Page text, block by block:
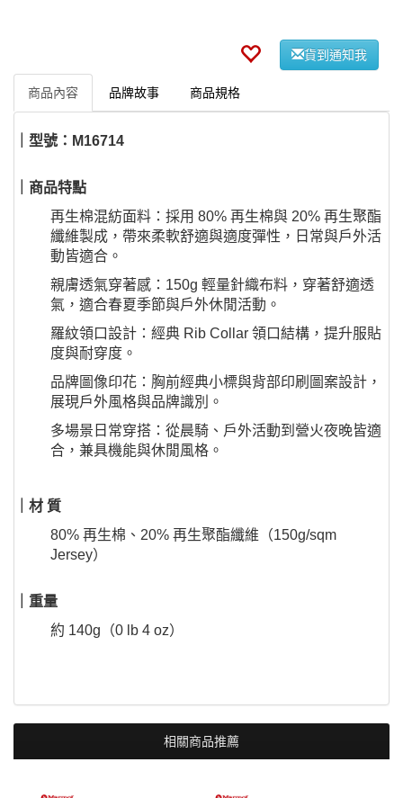
貨到通知我
商品內容 品牌故事 商品規格
｜型號：M16714
｜商品特點
再生棉混紡面料：採用 80% 再生棉與 20% 再生聚酯
纖維製成，帶來柔軟舒適與適度彈性，日常與戶外活
動皆適合。
親膚透氣穿著感：150g 輕量針織布料，穿著舒適透
氣，適合春夏季節與戶外休閒活動。
羅紋領口設計：經典 Rib Collar 領口結構，提升服貼
度與耐穿度。
品牌圖像印花：胸前經典小標與背部印刷圖案設計，
展現戶外風格與品牌識別。
多場景日常穿搭：從晨騎、戶外活動到營火夜晚皆適
合，兼具機能與休閒風格。
｜材 質
80% 再生棉、20% 再生聚酯纖維（150g/sqm
Jersey）
｜重量
約 140g（0 lb 4 oz）
相關商品推薦